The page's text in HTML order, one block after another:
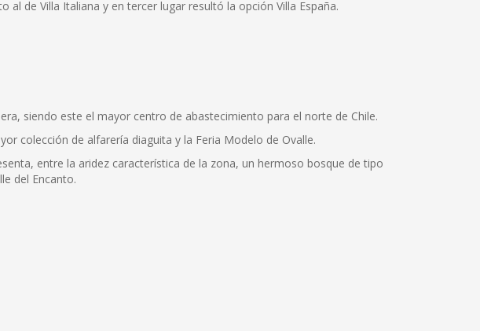
de Villa Italiana y en tercer lugar resultó la opción Villa España.
siendo este el mayor centro de abastecimiento para el norte de Chile.
colección de alfarería diaguita y la Feria Modelo de Ovalle.
entre la aridez característica de la zona, un hermoso bosque de tipo
del Encanto.